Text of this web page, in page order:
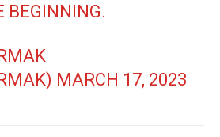
BEGINNING.
MARCH 17, 2023